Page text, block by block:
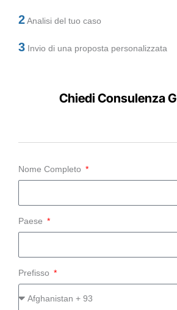
2Analisi del tuo caso
3 Invio di una proposta personalizzata
Chiedi Consulenza
Nome Completo
Paese
Prefisso